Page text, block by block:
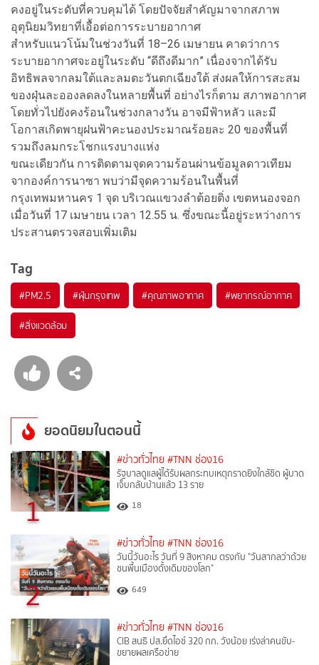
คงอยู่ในระดับที่ควบคุมได้ โดยปัจจัยสำคัญมาจากสภาพ
อุตุนิยมวิทยาที่เอื้อต่อการระบายอากาศ
สำหรับแนวโน้มในช่วงวันที่ 18–26 เมษายน คาดว่าการ
ระบายอากาศจะอยู่ในระดับ “ดีถึงดีมาก” เนื่องจากได้รับ
อิทธิพลจากลมใต้และลมตะวันตกเฉียงใต้ ส่งผลให้การสะสม
ของฝุ่นละอองลดลงในหลายพื้นที่ อย่างไรก็ตาม สภาพอากาศ
โดยทั่วไปยังคงร้อนในช่วงกลางวัน อาจมีฟ้าหลัว และมี
โอกาสเกิดพายุฝนฟ้าคะนองประมาณร้อยละ 20 ของพื้นที่
รวมถึงลมกระโชกแรงบางแห่ง
ขณะเดียวกัน การติดตามจุดความร้อนผ่านข้อมูลดาวเทียม
จากองค์การนาซา พบว่ามีจุดความร้อนในพื้นที่
กรุงเทพมหานคร 1 จุด บริเวณแขวงลำต้อยติ่ง เขตหนองจอก
เมื่อวันที่ 17 เมษายน เวลา 12.55 น. ซึ่งขณะนี้อยู่ระหว่างการ
ประสานตรวจสอบเพิ่มเติม
Tag
#PM2.5 #ฝุ่นกรุงเทพ #คุณภาพอากาศ #พยากรณ์อากาศ
#สิ่งแวดล้อม
ยอดนิยมในตอนนี้
1
#ข่าวทั่วไทย #TNN ช่อง16
รัฐบาลดูแลผู้ได้รับผลกระทบเหตุกราดยิงใกล้ชิด ผู้บาด
เจ็บกลับบ้านแล้ว 13 ราย
18
2
#ข่าวทั่วไทย #TNN ช่อง16
วันนี้วันอะไร วันที่ 9 สิงหาคม ตรงกับ "วันสากลว่าด้วย
ชนพื้นเมืองดั้งเดิมของโลก"
649
#ข่าวทั่วไทย #TNN ช่อง16
CIB สนธิ ปส.ยึดไอซ์ 320 กก. วังน้อย เร่งล่าคนขับ-
ขยายผลเครือข่าย